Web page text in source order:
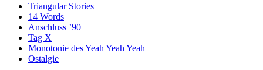
Triangular Stories
14 Words
Anschluss ’90
Tag X
Monotonie des Yeah Yeah Yeah
Ostalgie